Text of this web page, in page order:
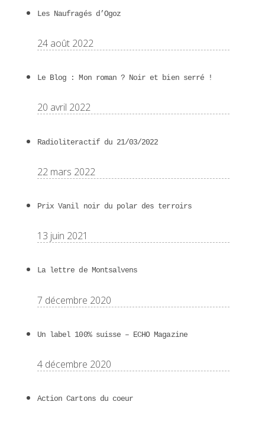
Les Naufragés d’Ogoz
24 août 2022
Le Blog : Mon roman ? Noir et bien serré !
20 avril 2022
Radioliteractif du 21/03/2022
22 mars 2022
Prix Vanil noir du polar des terroirs
13 juin 2021
La lettre de Montsalvens
7 décembre 2020
Un label 100% suisse – ECHO Magazine
4 décembre 2020
Action Cartons du coeur